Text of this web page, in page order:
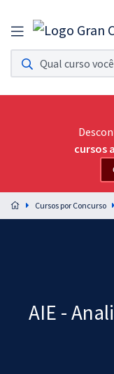
Assinatura
Acesso a todos os cursos.
Assinatura OAB
Acesso ilimitado a toda
Preparação completa e
residências em saúde do
cursos
Cursos por Concurso
AIE -